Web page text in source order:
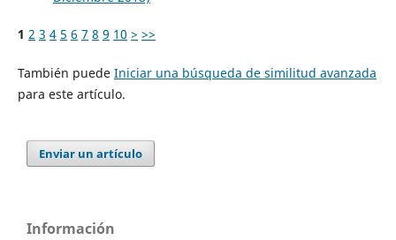
1 2 3 4 5 6 7 8 9 10 > >>
También puede Iniciar una búsqueda de similitud avanzada
para este artículo.
Enviar un artículo
Información